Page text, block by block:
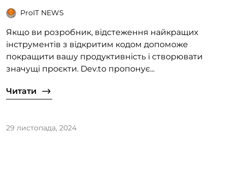
ProIT NEWS
Якщо ви розробник, відстеження найкращих
інструментів з відкритим кодом допоможе
покращити вашу продуктивність і створювати
значущі проєкти. Dev.to пропонує...
Читати
29 листопада, 2024